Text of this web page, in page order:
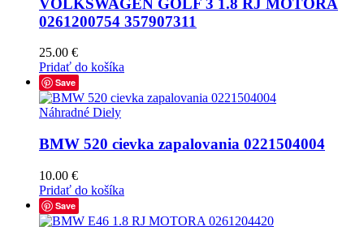
VOLKSWAGEN GOLF 3 1.8 RJ MOTORA
0261200754 357907311
25.00 €
Pridať do košíka
Save
Náhradné Diely
BMW 520 cievka zapalovania 0221504004
10.00 €
Pridať do košíka
Save